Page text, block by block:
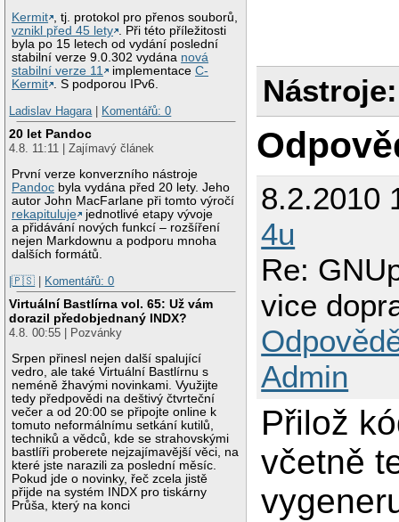
Kermit , tj. protokol pro přenos souborů,
vznikl před 45 lety . Při této příležitosti
byla po 15 letech od vydání poslední
stabilní verze 9.0.302 vydána nová
stabilní verze 11
implementaceC-
Kermit . S podporou IPv6.
Ladislav Hagara | Komentářů: 0
20 let Pandoc
4.8. 11:11 | Zajímavý článek
První verze konverzního nástroje
Pandoc byla vydána před 20 lety. Jeho
autor John MacFarlane při tomto výročí
rekapituluje
jednotlivé etapy vývoje
a přidávání nových funkcí – rozšíření
nejen Markdownu a podporu mnoha
dalších formátů.
|🇵🇸 | Komentářů: 0
Virtuální Bastlírna vol. 65: Už vám
dorazil předobjednaný INDX?
4.8. 00:55 | Pozvánky
Srpen přinesl nejen další spalující
vedro, ale také Virtuální Bastlírnu s
neméně žhavými novinkami. Využijte
tedy předpovědi na deštivý čtvrteční
večer a od 20:00 se připojte online k
tomuto neformálnímu setkání kutilů,
techniků a vědců, kde se strahovskými
bastlíři proberete nejzajímavější věci, na
které jste narazili za poslední měsíc.
Pokud jde o novinky, řeč zcela jistě
přijde na systém INDX pro tiskárny
Průša, který na konci
Nástroje:
8.2.2010
4u
Re:
vice
Admin
Přilož
včetně